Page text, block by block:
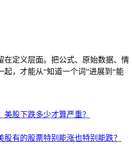
在定义层面。把公式、原始数据、情
，才能从“知道一个词”进展到“能
股下跌多少才算严重？
有的股票特别能涨也特别能跌？